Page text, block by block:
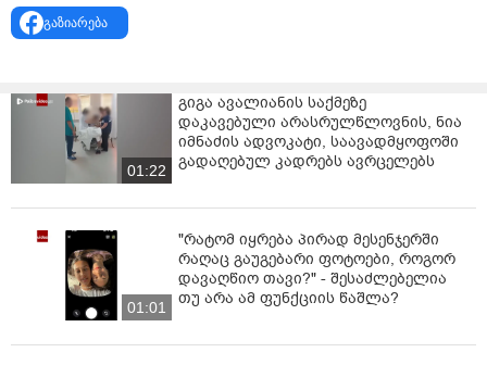
ზედა ქუჩიდან დაგორდა, იქ მდგომ ავტომობილს
საშინელი ხმა იყო, რომ გადმოვიხედე მანქანა უკვე
გადაიკდებული იყო...
შეჯახების ხმა იყო მაგრამ მანდ როგორ აღმოჩნდა არ
ვიცი"- წერენ სოციალურ ქსელში თვითმხილველები.
გაზიარება
01:22
გიგა ავალიანის საქმეზე
დაკავებული არასრულწლოვნის, ნია
იმნაძის ადვოკატი, საავადმყოფოში
გადაღებულ კადრებს ავრცელებს
01:01
"რატომ იყრება პირად მესენჯერში
რაღაც გაუგებარი ფოტოები, როგორ
დავაღწიო თავი?" - შესაძლებელია
თუ არა ამ ფუნქციის წაშლა?